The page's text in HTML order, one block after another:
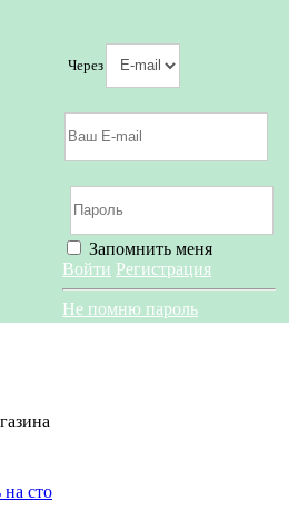
Через
Запомнить меня
Войти Регистрация
Не помню пароль
на сто